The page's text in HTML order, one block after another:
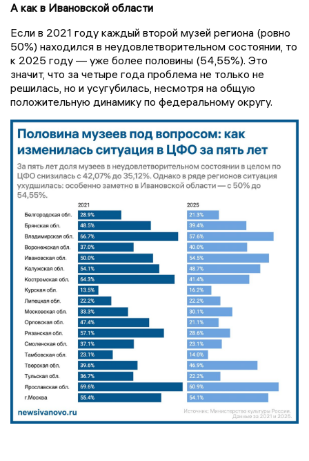
А как в Ивановской области
Если в 2021 году каждый второй музей региона (ровно
50%) находился в неудовлетворительном состоянии, то
к 2025 году — уже более половины (54,55%). Это
значит, что за четыре года проблема не только не
решилась, но и усугубилась, несмотря на общую
положительную динамику по федеральному округу.